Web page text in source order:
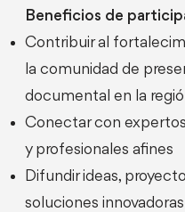
Beneficios de
Contribuir al
la comunidad de
documental en la
Conectar con
y profesionales afines
Difundir ideas,
soluciones